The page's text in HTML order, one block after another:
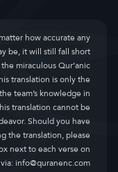
how accurate any
be, it will still fall short
miraculous Qur’anic
translation is only the
team’s knowledge in
translation cannot be
Should you have
the translation, please
next to each verse on
info@quranenc.com